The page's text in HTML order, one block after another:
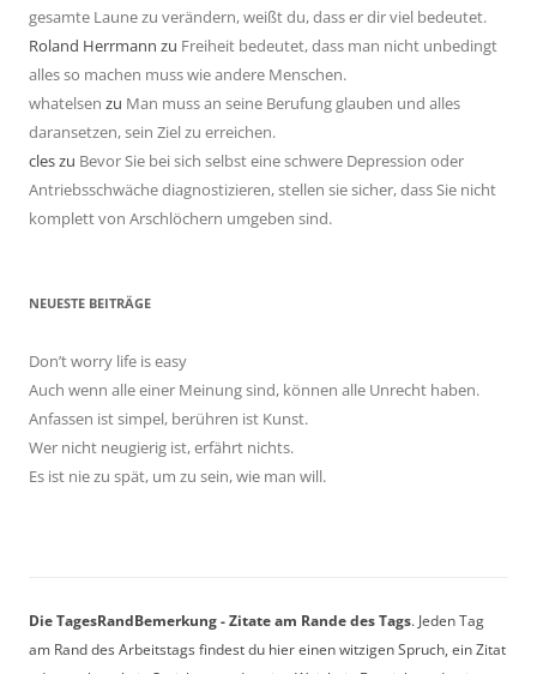
gesamte Laune zu verändern, weißt du, dass er dir viel bedeutet.
Roland Herrmann zu Freiheit bedeutet, dass man nicht unbedingt
alles so machen muss wie andere Menschen.
whatelsen zu Man muss an seine Berufung glauben und alles
daransetzen, sein Ziel zu erreichen.
cleszu Bevor Sie bei sich selbst eine schwere Depression oder
Antriebsschwäche diagnostizieren, stellen sie sicher, dass Sie nicht
komplett von Arschlöchern umgeben sind.
NEUESTE BEITRÄGE
Don’t worry life is easy
Auch wenn alle einer Meinung sind, können alle Unrecht haben.
Anfassen ist simpel, berühren ist Kunst.
Wer nicht neugierig ist, erfährt nichts.
Es ist nie zu spät, um zu sein, wie man will.
Die TagesRandBemerkung - Zitate am Rande des Tags. Jeden Tag
am Rand des Arbeitstags findest du hier einen witzigen Spruch, ein Zitat